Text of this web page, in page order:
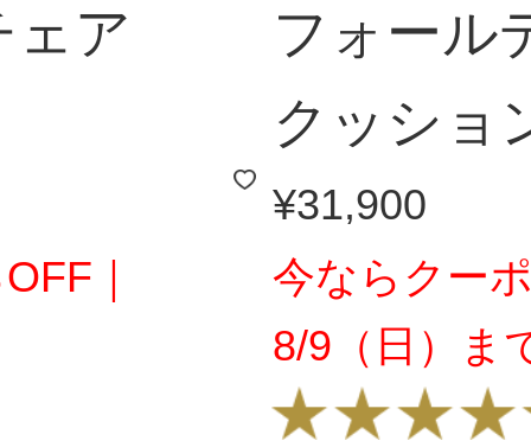
ア
｜
フォール
クッショ
¥31,900
今ならクー
8/9（日）ま